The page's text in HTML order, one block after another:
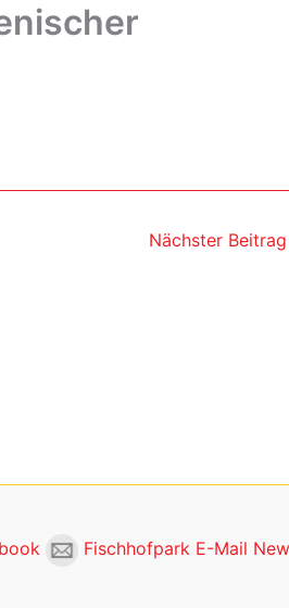
Nächster Beitrag
Fischhofpark E-Mail